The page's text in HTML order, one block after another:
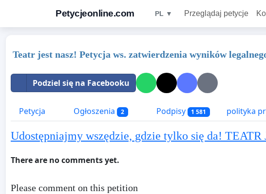
Petycjeonline.com PL ▼ Przeglądaj petycje
Teatr jest nasz! Petycja ws. zatwierdzenia wyników
Podziel się na Facebooku
Petycja Ogłoszenia 2 Podpisy 1 581 polityka
Udostępniajmy wszędzie, gdzie tylko się da! TEATR
There are no comments yet.
Please comment on this petition